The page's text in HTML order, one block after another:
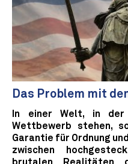
Das Problem mit
In einer Welt, in
Wettbewerb stehen,
Garantie für Ordnung
zwischen